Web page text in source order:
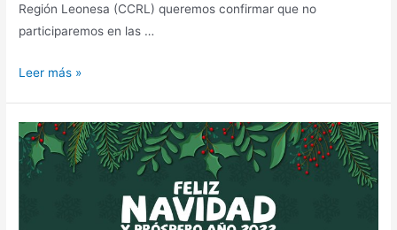
Región Leonesa (CCRL) queremos confirmar que no
participaremos en las …
Leer más »